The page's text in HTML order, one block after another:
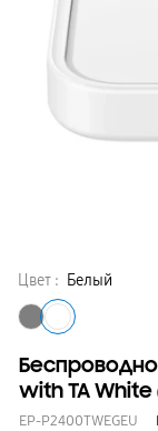
Цвет : Белый
with TA White
EP-P2400TWEGEU